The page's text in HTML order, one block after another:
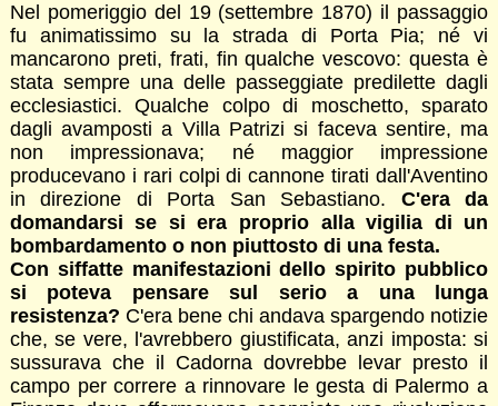
Nel pomeriggio del 19 (settembre 1870) il passaggio
fu animatissimo su la strada di Porta Pia; né vi
mancarono preti, frati, fin qualche vescovo: questa è
stata sempre una delle passeggiate predilette dagli
ecclesiastici. Qualche colpo di moschetto, sparato
dagli avamposti a Villa Patrizi si faceva sentire, ma
non impressionava; né maggior impressione
producevano i rari colpi di cannone tirati dall'Aventino
in direzione di Porta San Sebastiano. C'era da
domandarsi se si era proprio alla vigilia di un
bombardamento o non piuttosto di una festa.
Con siffatte manifestazioni dello spirito pubblico
si poteva pensare sul serio a una lunga
resistenza? C'era bene chi andava spargendo notizie
che, se vere, l'avrebbero giustificata, anzi imposta: si
sussurava che il Cadorna dovrebbe levar presto il
campo per correre a rinnovare le gesta di Palermo a